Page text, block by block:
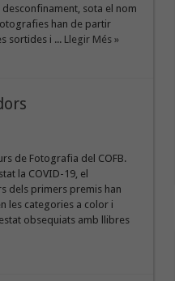
desconfinament, sota el nom
han de partir
sortides i ... Llegir Més »
de Fotografia del COFB.
la COVID-19, el
dels primers premis han
les categories a color i
obsequiats amb llibres